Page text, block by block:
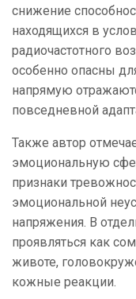
снижение
находящихся в
радиочастотного
особенно опасны
напрямую
повседневной
Также автор
эмоциональную
признаки
эмоциональной
напряжения. В
проявляться как
животе,
кожные реакции.